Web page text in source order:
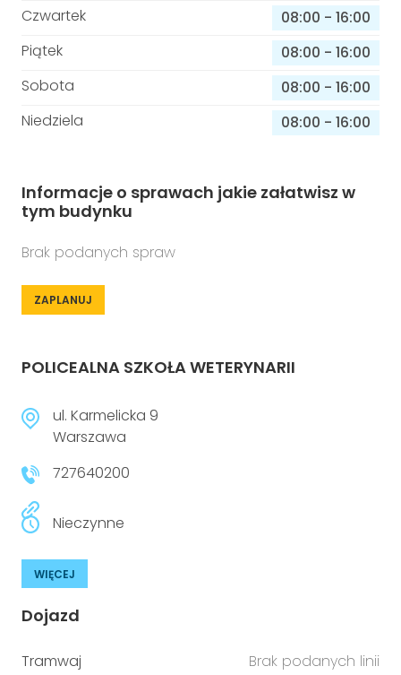
Czwartek
08:00 - 16:00
Piątek
08:00 - 16:00
Sobota
08:00 - 16:00
Niedziela
08:00 - 16:00
Informacje o sprawach jakie załatwisz w
tym budynku
Brak podanych spraw
ZAPLANUJ
POLICEALNA SZKOŁA WETERYNARII
ul. Karmelicka 9
Warszawa
727640200
Nieczynne
WIĘCEJ
Dojazd
Tramwaj Brak podanych linii